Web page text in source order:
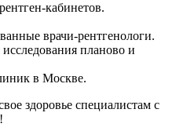
кабинетов.
врачи-рентгенологи.
планово и
в Москве.
здоровье специалистам с